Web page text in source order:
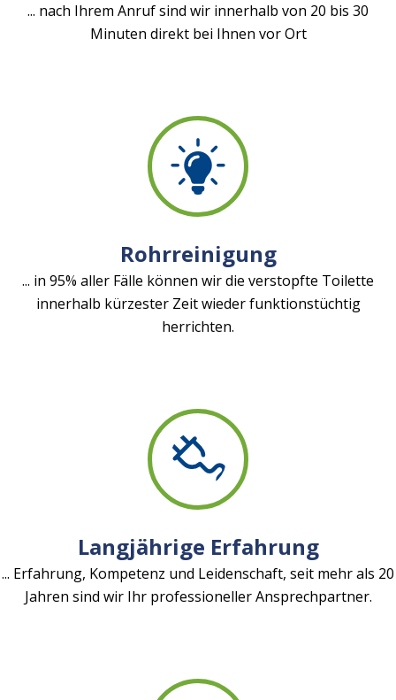
... nach Ihrem Anruf sind wir innerhalb von 20 bis 30
Minuten direkt bei Ihnen vor Ort
Rohrreinigung
... in 95% aller Fälle können wir die verstopfte Toilette
innerhalb kürzester Zeit wieder funktionstüchtig
herrichten.
Langjährige Erfahrung
... Erfahrung, Kompetenz und Leidenschaft, seit mehr als 20
Jahren sind wir Ihr professioneller Ansprechpartner.